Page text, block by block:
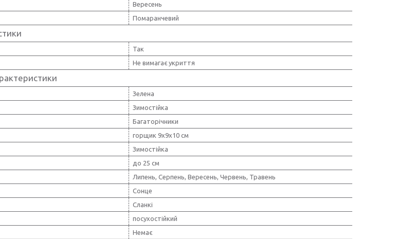
Вересень
Помаранчевий
Так
Не вимагає укриття
Зелена
Зимостійка
Багаторічники
горщик 9х9х10 см
Зимостійка
до 25 см
Липень, Серпень, Вересень, Червень, Травень
Сонце
Сланкі
посухостійкий
Немає